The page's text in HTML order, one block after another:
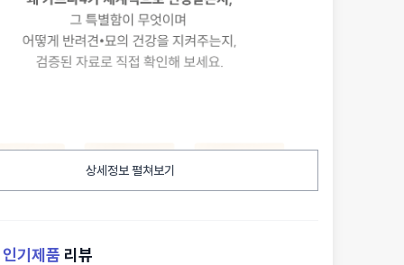
상세정보 펼쳐보기
인기제품 리뷰